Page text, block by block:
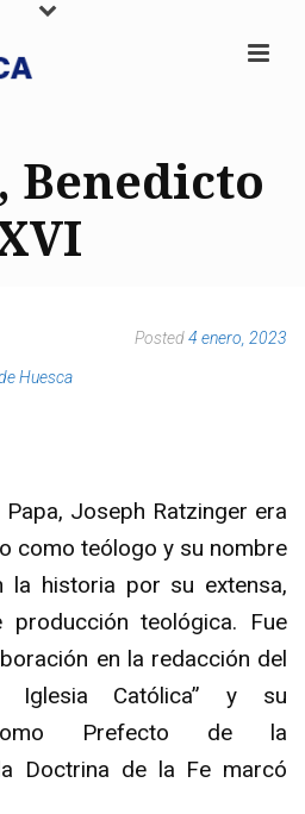
Benedicto
Posted4 enero, 2023
Huesca
Joseph Ratzinger era
como teólogo y su nombre
la historia por su extensa,
producción teológica. Fue
en la redacción del
Iglesia Católica” y su
como Prefecto de la
Doctrina de la Fe marcó